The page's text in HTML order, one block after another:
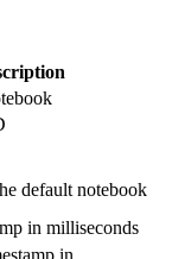
default notebook
in milliseconds